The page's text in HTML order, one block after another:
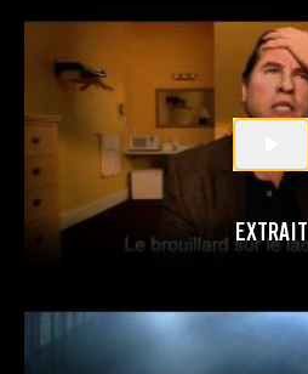
EXTRAIT